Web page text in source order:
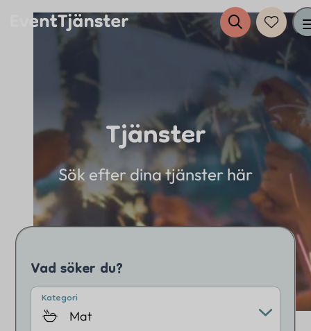
Evenemang
Eventplanering
Anslut dig till EventTjänster
Erbjudanden
Tjänster
Sök efter dina tjänster här
Vad söker du?
Kategori
Mat